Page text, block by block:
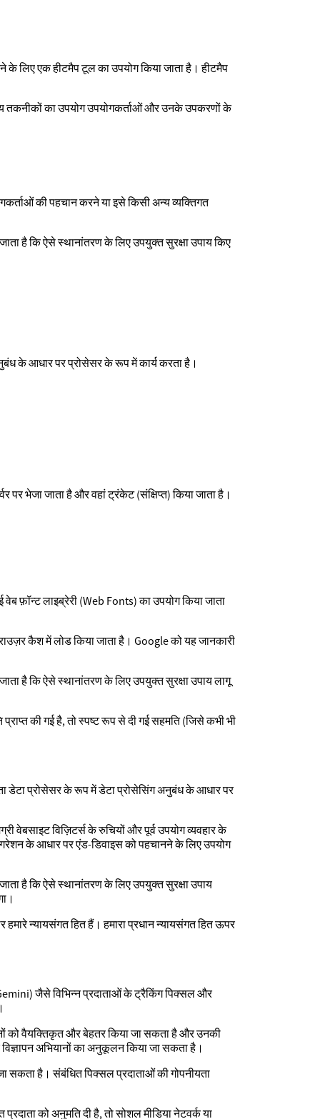
के लिए एक हीटमैप टूल का उपयोग किया जाता है। हीटमैप
तकनीकों का उपयोग उपयोगकर्ताओं और उनके उपकरणों के
की पहचान करने या इसे किसी अन्य व्यक्तिगत
है कि ऐसे स्थानांतरण के लिए उपयुक्त सुरक्षा उपाय किए
के आधार पर प्रोसेसर के रूप में कार्य करता है।
भेजा जाता है और वहां ट्रंकेट (संक्षिप्त) किया जाता है।
फ़ॉन्ट लाइब्रेरी (Web Fonts) का उपयोग किया जाता
कैश में लोड किया जाता है। Google को यह जानकारी
है कि ऐसे स्थानांतरण के लिए उपयुक्त सुरक्षा उपाय लागू
की गई है, तो स्पष्ट रूप से दी गई सहमति (जिसे कभी भी
डेटा प्रोसेसर के रूप में डेटा प्रोसेसिंग अनुबंध के आधार पर
वेबसाइट विज़िटर्स के रुचियों और पूर्व उपयोग व्यवहार के
के आधार पर एंड-डिवाइस को पहचानने के लिए उपयोग
है कि ऐसे स्थानांतरण के लिए उपयुक्त सुरक्षा उपाय
न्यायसंगत हित हैं। हमारा प्रधान न्यायसंगत हित ऊपर
जैसे विभिन्न प्रदाताओं के ट्रैकिंग पिक्सल और
को वैयक्तिकृत और बेहतर किया जा सकता है और उनकी
अभियानों का अनुकूलन किया जा सकता है।
सकता है। संबंधित पिक्सल प्रदाताओं की गोपनीयता
को अनुमति दी है, तो सोशल मीडिया नेटवर्क या